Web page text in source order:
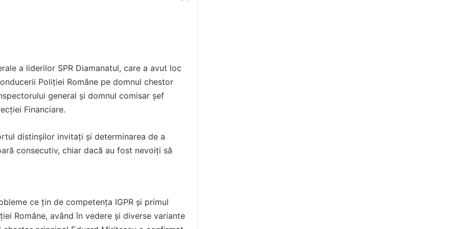
a liderilor SPR Diamanatul, care a avut loc
Poliției Române pe domnul chestor
general și domnul comisar șef
Financiare.
distinșilor invitați și determinarea de a
consecutiv, chiar dacă au fost nevoiți să
ce țin de competența IGPR și primul
Române, având în vedere și diverse variante